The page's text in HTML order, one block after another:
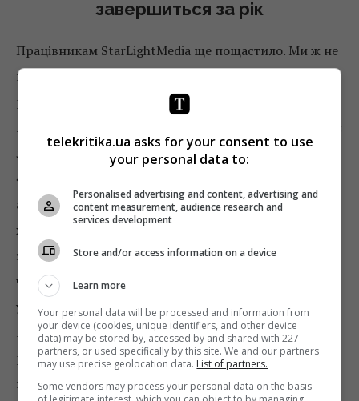
завершиться за рік
Працівникам StarLightMedia ще пощастило. Ми ж не
говоримо про трансформацію довжиною в 10–15
років, у нас виділено на целише два роки
креативу, презентацій та ідейності шоу – ми дійсно є
лідерами телевізійного виробництва. Український
«Х-фактор» вважається однією з найкращих
адаптацій у світі – хіба це не показник? Але ми не
хочемо стояти на місці й робимо трансформацію
заради майбутнього. Ми не реформуємо компанію
через якусь глибоку кризу – це важливо. Ми хочемо
уникнути тих негативних змін, які можуть статися з
компанією. І зараз ми проходимо важку внутрішню
реорганізацію – усе для того, щоб побачити
позитивні результати, єдність правління, підтримку
telekritika.ua asks for your consent to use
your personal data to:
Personalised advertising and content, advertising and
content measurement, audience research and
services development
Store and/or access information on a device
Learn more
Your personal data will be processed and information from
your device (cookies, unique identifiers, and other device
data) may be stored by, accessed by and shared with 227
partners, or used specifically by this site. We and our partners
may use precise geolocation data. List of partners.
Some vendors may process your personal data on the basis